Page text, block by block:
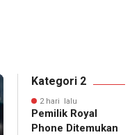
Kategori 2
2 hari lalu
Pemilik Royal
Phone Ditemukan